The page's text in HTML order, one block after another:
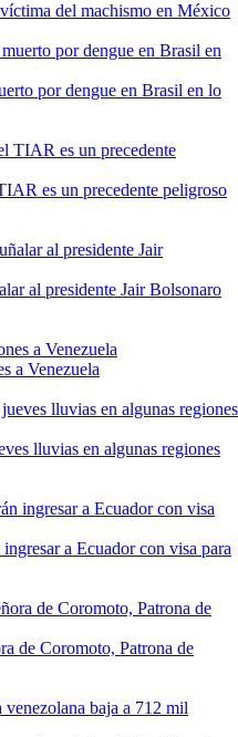
del machismo en México
por dengue en Brasil en lo
es un precedente peligroso
al presidente Jair Bolsonaro
a Venezuela
lluvias en algunas regiones
a Ecuador con visa para
de Coromoto, Patrona de